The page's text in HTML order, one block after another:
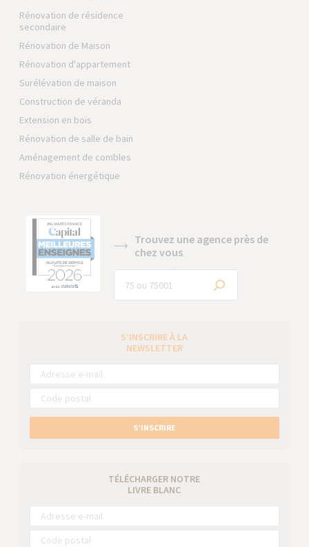
Rénovation de résidence
secondaire
Rénovation de Maison
Rénovation d'appartement
Surélévation de maison
Construction de véranda
Extension en bois
Rénovation de salle de bain
Aménagement de combles
Rénovation énergétique
Trouvez une agence près de
chez vous
S’INSCRIRE À LA
NEWSLETTER
S’INSCRIRE
TÉLÉCHARGER NOTRE
LIVRE BLANC